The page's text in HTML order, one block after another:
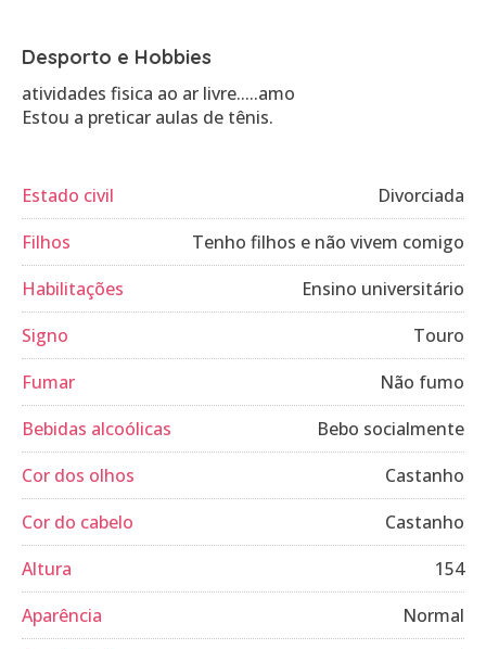
Desporto e Hobbies
atividades fisica ao ar livre.....amo
Estou a preticar aulas de tênis.
Estado civil
Divorciada
Filhos
Tenho filhos e não vivem comigo
Habilitações
Ensino universitário
Signo
Touro
Fumar
Não fumo
Bebidas alcoólicas
Bebo socialmente
Cor dos olhos
Castanho
Cor do cabelo
Castanho
Altura
154
Aparência
Normal